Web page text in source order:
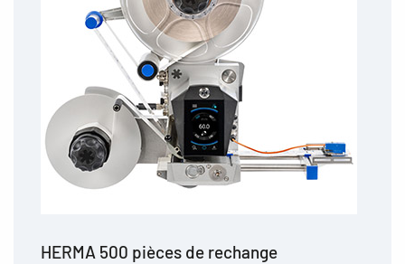
HERMA 500 pièces de rechange